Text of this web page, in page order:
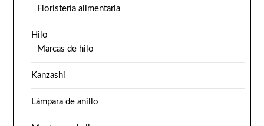
Floristería alimentaria
Hilo
Marcas de hilo
Kanzashi
Lámpara de anillo